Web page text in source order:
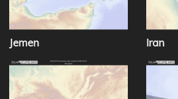
Jemen Iran